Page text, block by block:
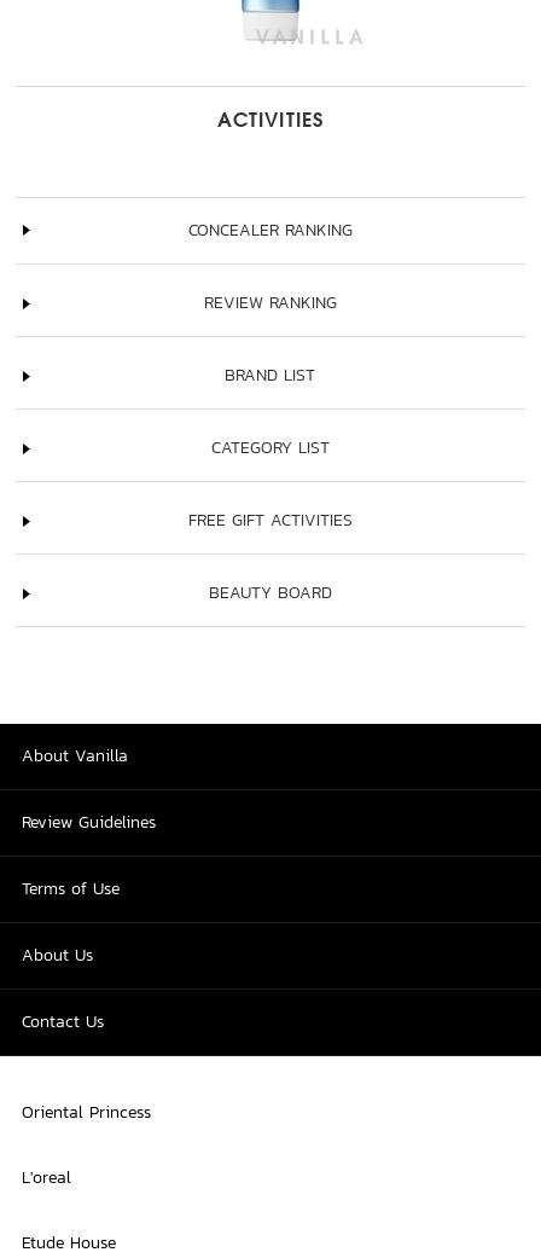
ACTIVITIES
CONCEALER RANKING
REVIEW RANKING
BRAND LIST
CATEGORY LIST
FREE GIFT ACTIVITIES
BEAUTY BOARD
About Vanilla
Review Guidelines
Terms of Use
About Us
Contact Us
Oriental Princess
L'oreal
Etude House